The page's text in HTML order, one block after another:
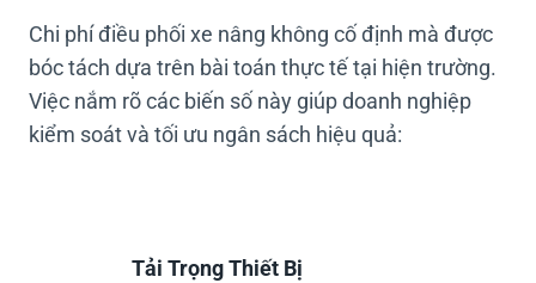
Chi phí điều phối xe nâng không cố định mà được
bóc tách dựa trên bài toán thực tế tại hiện trường.
Việc nắm rõ các biến số này giúp doanh nghiệp
kiểm soát và tối ưu ngân sách hiệu quả:
Tải Trọng Thiết Bị